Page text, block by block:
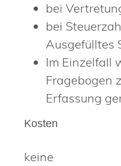
bei
bei
Ausgefülltes
Im Einzelfall
Fragebogen
Erfassung
Kosten
keine